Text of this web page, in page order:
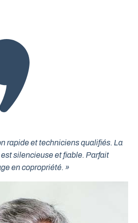
rapide et techniciens qualifiés. La
silencieuse et fiable. Parfait
en copropriété. »